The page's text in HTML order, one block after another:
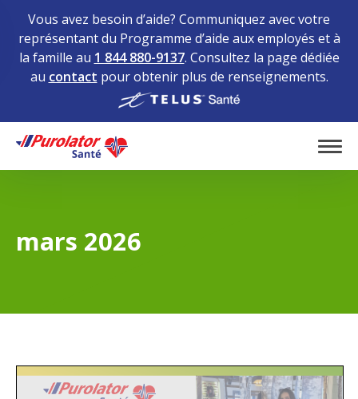
Vous avez besoin d’aide? Communiquez avec votre
représentant du Programme d’aide aux employés et à
la famille au 1 844 880-9137. Consultez la page dédiée
au contact pour obtenir plus de renseignements.
Home
mars 2026